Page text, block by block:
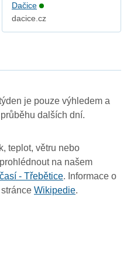
Dačice
dacice.cz
je pouze výhledem a
dalších dní.
teplot, větru nebo
na našem
- Třebětice. Informace o
Wikipedie.